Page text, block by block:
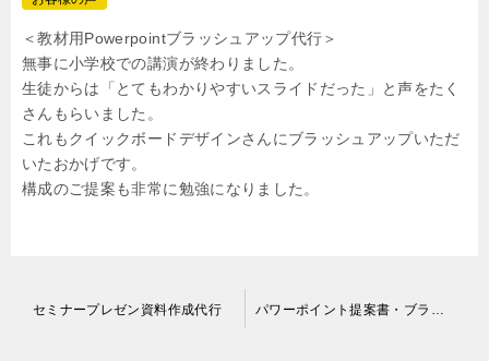
＜教材用Powerpointブラッシュアップ代行＞
無事に小学校での講演が終わりました。
生徒からは「とてもわかりやすいスライドだった」と声をたく
さんもらいました。
これもクイックボードデザインさんにブラッシュアップいただ
いたおかげです。
構成のご提案も非常に勉強になりました。
セミナープレゼン資料作成代行